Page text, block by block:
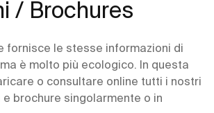
/ Brochures
fornisce le stesse informazioni di
è molto più ecologico. In questa
o consultare online tutti i nostri
brochure singolarmente o in